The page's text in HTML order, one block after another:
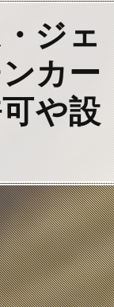
ジェ
カー
や設